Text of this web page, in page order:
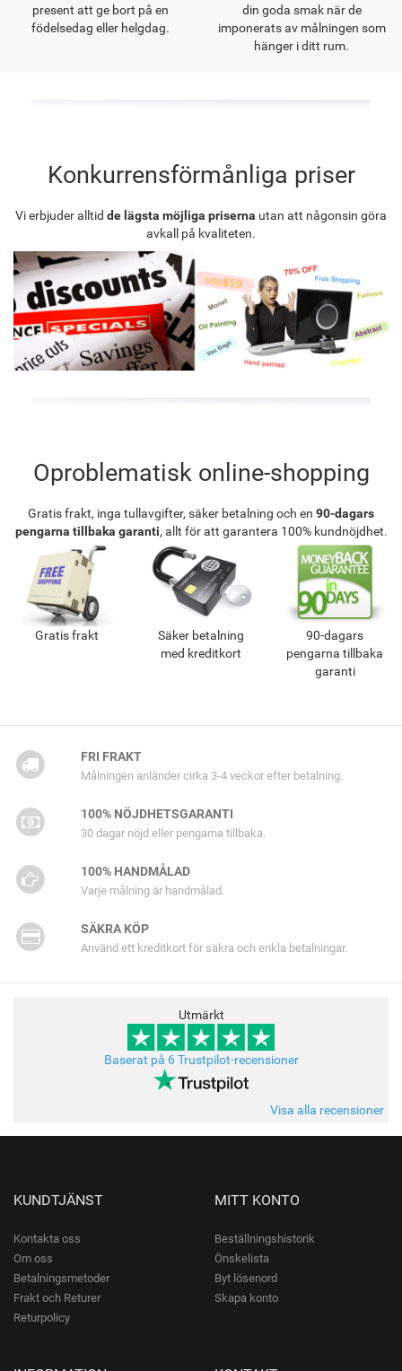
present att ge bort på en
födelsedag eller helgdag.
din goda smak när de
imponerats av målningen som
hänger i ditt rum.
Konkurrensförmånliga priser
Vi erbjuder alltid de lägsta möjliga priserna utan att någonsin göra
avkall på kvaliteten.
Oproblematisk online-shopping
Gratis frakt, inga tullavgifter, säker betalning och en 90-dagars
pengarna tillbaka garanti, allt för att garantera 100% kundnöjdhet.
Gratis frakt
Säker betalning
med kreditkort
90-dagars
pengarna tillbaka
garanti
FRI FRAKT
Målningen anländer cirka 3-4 veckor efter betalning.
100% NÖJDHETSGARANTI
30 dagar nöjd eller pengarna tillbaka.
100% HANDMÅLAD
Varje målning är handmålad.
SÄKRA KÖP
Använd ett kreditkort för säkra och enkla betalningar.
Utmärkt
Baserat på 6 Trustpilot-recensioner
Visa alla recensioner
KUNDTJÄNST
Kontakta oss
Om oss
Betalningsmetoder
Frakt och Returer
Returpolicy
MITT KONTO
Beställningshistorik
Önskelista
Byt lösenord
Skapa konto